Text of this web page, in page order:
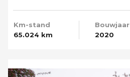
Km-stand
65.024 km
Bouwjaar
2020